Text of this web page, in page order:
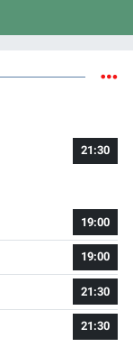
21:30
19:00
19:00
21:30
21:30